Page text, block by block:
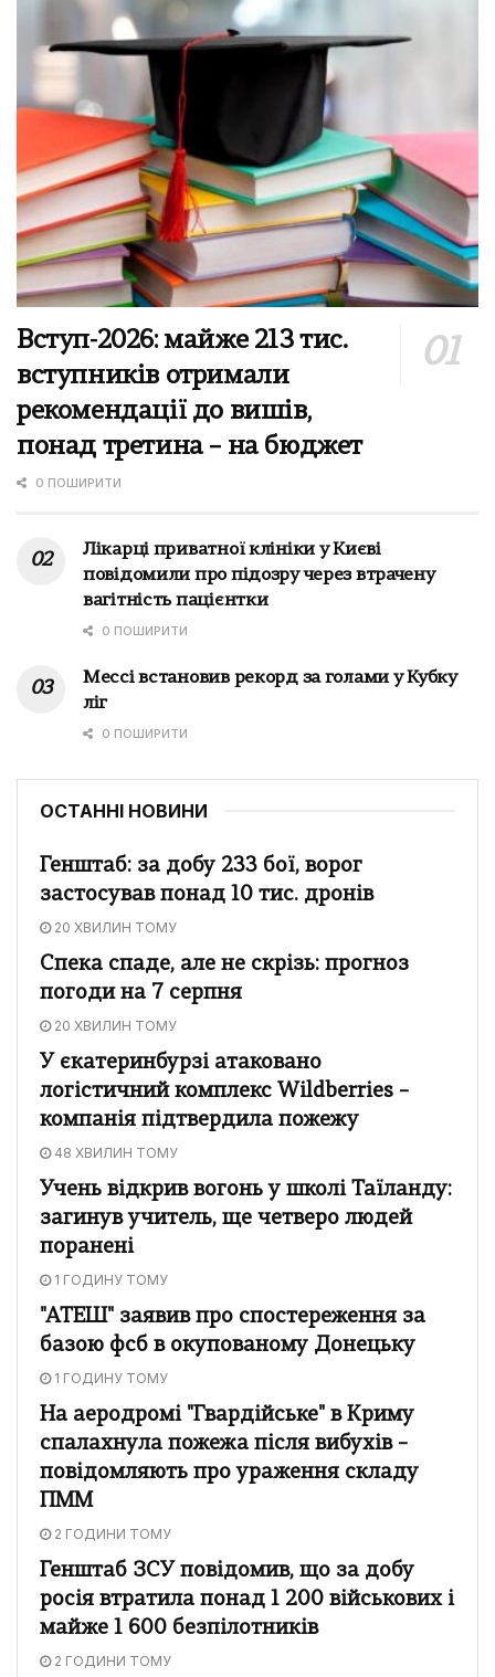
Вступ-2026: майже 213 тис.
вступників отримали
рекомендації до вишів,
понад третина – на бюджет
0 ПОШИРИТИ
Лікарці приватної клініки у Києві
повідомили про підозру через втрачену
вагітність пацієнтки
0 ПОШИРИТИ
Мессі встановив рекорд за голами у Кубку
ліг
0 ПОШИРИТИ
ОСТАННІ НОВИНИ
Генштаб: за добу 233 бої, ворог
застосував понад 10 тис. дронів
20 ХВИЛИН ТОМУ
Спека спаде, але не скрізь: прогноз
погоди на 7 серпня
20 ХВИЛИН ТОМУ
У єкатеринбурзі атаковано
логістичний комплекс Wildberries –
компанія підтвердила пожежу
48 ХВИЛИН ТОМУ
Учень відкрив вогонь у школі Таїланду:
загинув учитель, ще четверо людей
поранені
1 ГОДИНУ ТОМУ
"АТЕШ" заявив про спостереження за
базою фсб в окупованому Донецьку
1 ГОДИНУ ТОМУ
На аеродромі "Гвардійське" в Криму
спалахнула пожежа після вибухів –
повідомляють про ураження складу
ПММ
2 ГОДИНИ ТОМУ
Генштаб ЗСУ повідомив, що за добу
росія втратила понад 1 200 військових і
майже 1 600 безпілотників
2 ГОДИНИ ТОМУ